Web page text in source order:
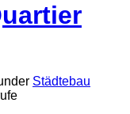
Städtebau